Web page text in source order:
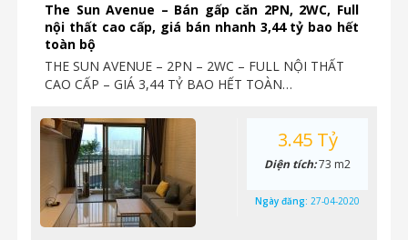
The Sun Avenue – Bán gấp căn 2PN, 2WC, Full
nội thất cao cấp, giá bán nhanh 3,44 tỷ bao hết
toàn bộ
THE SUN AVENUE – 2PN – 2WC – FULL NỘI THẤT
CAO CẤP – GIÁ 3,44 TỶ BAO HẾT TOÀN…
3.45 Tỷ
Diện tích:73 m2
Ngày đăng: 27-04-2020